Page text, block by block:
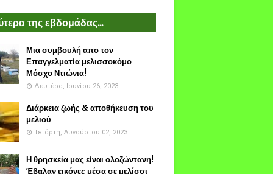
της εβδομάδας...
Μια συμβουλή απο τον
Επαγγελματία μελισσοκόμο
Μόσχο Ντιώνια!
Δευτέρα, Ιουνίου 26, 2023
Διάρκεια ζωής & αποθήκευση του
μελιού
Τετάρτη, Αυγούστου 02, 2023
Η θρησκεία μας είναι ολοζώντανη!
Έβαλαν εικόνες μέσα σε μελίσσι